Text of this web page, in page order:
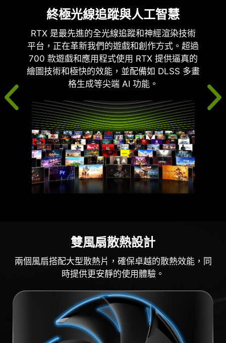
終極光線追蹤與人工智慧
RTX 是最先進的全光線追蹤和神經渲染技術
平台，正在革新我們的遊戲和創作方式。超過
700 款遊戲和應用程式使用 RTX 提供逼真的
繪圖技術和極快的效能，並配備如 DLSS 多畫
格生成等尖端 AI 功能。
雙風扇散熱設計
兩個風扇搭配大型散熱片，確保卓越的散熱效能，同
時提供更安靜的使用體驗。